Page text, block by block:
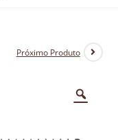
Próximo Produto